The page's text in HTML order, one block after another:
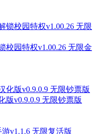
校园特权v1.00.26 无限金
版v0.9.0.9 无限钞票版